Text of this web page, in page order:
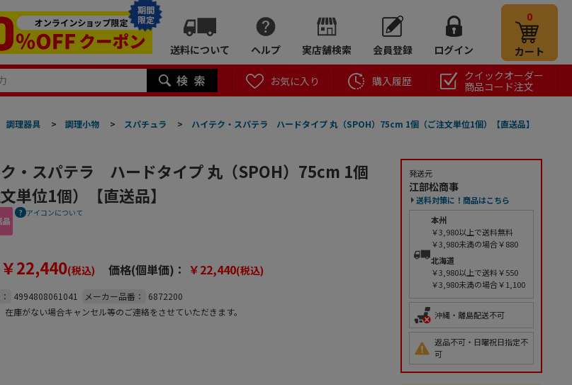
期間
限定
送料について ヘルプ 実店舗検索 会員登録 ログイン
0
カート
お気に入り 購入履歴
クイックオーダー
商品コード注文
調理器具 > 調理小物 > スパチュラ > ハイテク・スパテラ ハードタイプ 丸（SPOH）75cm 1個（ご注文単位1個）【直送品】
・スパテラ ハードタイプ 丸（SPOH）75cm 1個
文単位1個）【直送品】
アイコンについて
￥22,440(税込) 価格(個単価)： ￥22,440(税込)
4994808061041 メーカー品番：
6872200
庫がない場合キャンセル等のご連絡をさせていただきます。
発送元
江部松商事
送料対策に！商品はこちら
本州
￥3,980以上で送料無料
￥3,980未満の場合￥880
北海道
￥3,980以上で送料￥550
￥3,980未満の場合￥1,100
沖縄・離島配送不可
返品不可・日曜祝日指定不
可